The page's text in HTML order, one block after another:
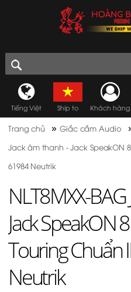
Tiếng Việt Ship to Khách hàng
Trang chủ »Giắc cắm Audio
Jack âm thanh - Jack SpeakON
61984 Neutrik
NLT8MXX-
Jack SpeakON
Touring Chuẩn
Neutrik